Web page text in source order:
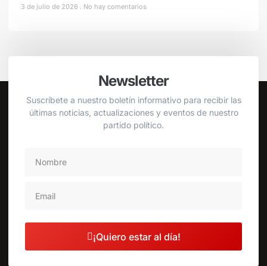
3 de julio de 2026 No hay comentarios
Newsletter
Suscríbete a nuestro boletín informativo para recibir las
últimas noticias, actualizaciones y eventos de nuestro
partido político.
¡Quiero estar al día!